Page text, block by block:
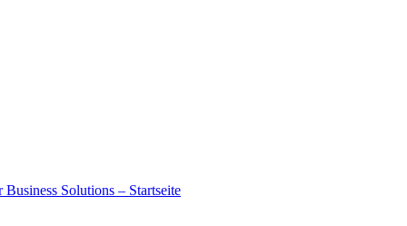
Business Solutions – Startseite